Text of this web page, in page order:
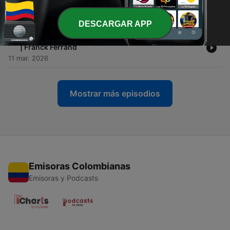
restaurants ? | Franck Ferrand
25 mar. 2026
7 - Avant le TGV : comment voyageaient nos ancêtres ?
| Franck Ferrand
11 mar. 2026
Mostrar más episodios
Emisoras Colombianas
Emisoras y Podcasts
DESCARGAR APP